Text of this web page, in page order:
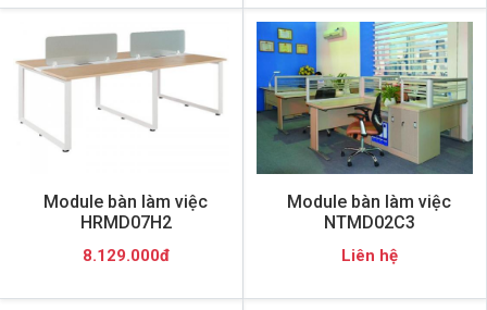
Module bàn làm việc
HRMD07H2
8.129.000đ
Module bàn làm việc
NTMD02C3
Liên hệ